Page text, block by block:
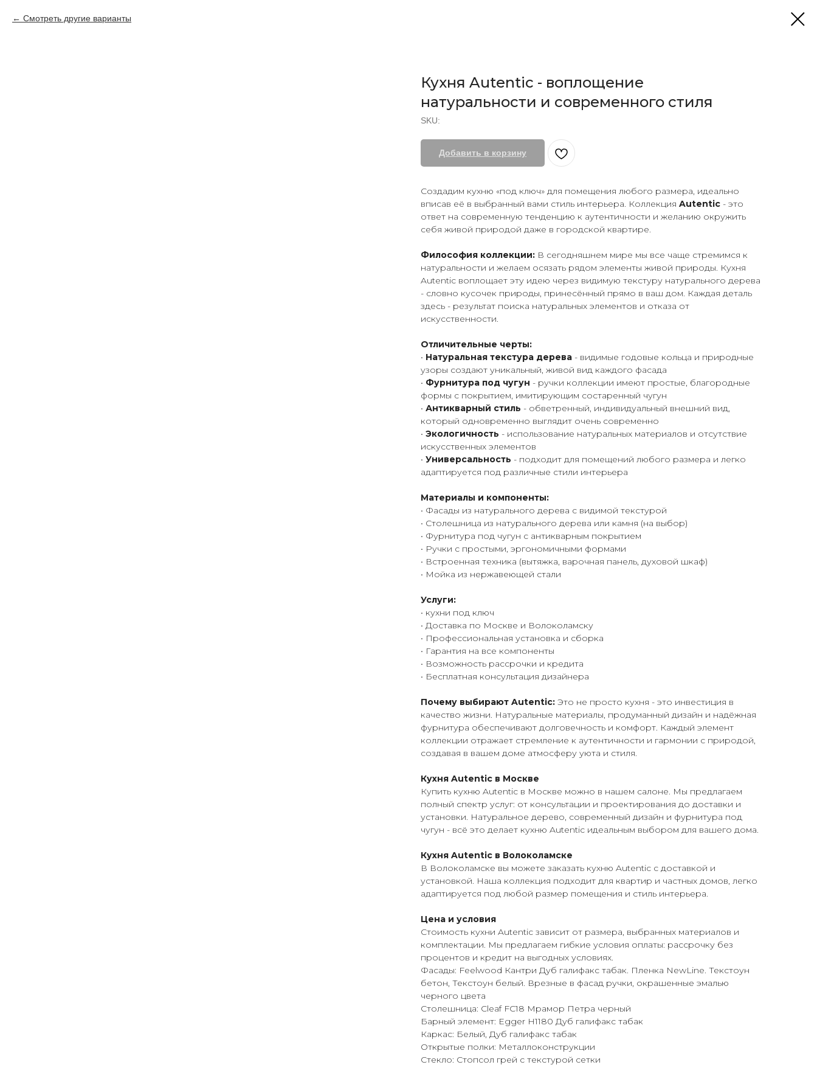
Смотреть другие варианты
Кухня Autentic - воплощение
натуральности и современного стиля
SKU:
Добавить в корзину
Создадим кухню «под ключ» для помещения любого размера, идеально
вписав её в выбранный вами стиль интерьера. Коллекция Autentic - это
ответ на современную тенденцию к аутентичности и желанию окружить
себя живой природой даже в городской квартире.
Философия коллекции: В сегодняшнем мире мы все чаще стремимся к
натуральности и желаем осязать рядом элементы живой природы. Кухня
Autentic воплощает эту идею через видимую текстуру натурального дерева
- словно кусочек природы, принесённый прямо в ваш дом. Каждая деталь
здесь - результат поиска натуральных элементов и отказа от
искусственности.
Отличительные черты:
• Натуральная текстура дерева - видимые годовые кольца и природные
узоры создают уникальный, живой вид каждого фасада
• Фурнитура под чугун - ручки коллекции имеют простые, благородные
формы с покрытием, имитирующим состаренный чугун
• Антикварный стиль - обветренный, индивидуальный внешний вид,
который одновременно выглядит очень современно
• Экологичность - использование натуральных материалов и отсутствие
искусственных элементов
• Универсальность - подходит для помещений любого размера и легко
адаптируется под различные стили интерьера
Материалы и компоненты:
• Фасады из натурального дерева с видимой текстурой
• Столешница из натурального дерева или камня (на выбор)
• Фурнитура под чугун с антикварным покрытием
• Ручки с простыми, эргономичными формами
• Встроенная техника (вытяжка, варочная панель, духовой шкаф)
• Мойка из нержавеющей стали
Услуги:
• кухни под ключ
• Доставка по Москве и Волоколамску
• Профессиональная установка и сборка
• Гарантия на все компоненты
• Возможность рассрочки и кредита
• Бесплатная консультация дизайнера
Почему выбирают Autentic: Это не просто кухня - это инвестиция в
качество жизни. Натуральные материалы, продуманный дизайн и надёжная
фурнитура обеспечивают долговечность и комфорт. Каждый элемент
коллекции отражает стремление к аутентичности и гармонии с природой,
создавая в вашем доме атмосферу уюта и стиля.
Кухня Autentic в Москве
Купить кухню Autentic в Москве можно в нашем салоне. Мы предлагаем
полный спектр услуг: от консультации и проектирования до доставки и
установки. Натуральное дерево, современный дизайн и фурнитура под
чугун - всё это делает кухню Autentic идеальным выбором для вашего дома.
Кухня Autentic в Волоколамске
В Волоколамске вы можете заказать кухню Autentic с доставкой и
установкой. Наша коллекция подходит для квартир и частных домов, легко
адаптируется под любой размер помещения и стиль интерьера.
Цена и условия
Стоимость кухни Autentic зависит от размера, выбранных материалов и
комплектации. Мы предлагаем гибкие условия оплаты: рассрочку без
процентов и кредит на выгодных условиях.
Фасады: Feelwood Кантри Дуб галифакс табак. Пленка NewLine. Текстоун
бетон, Текстоун белый. Врезные в фасад ручки, окрашенные эмалью
черного цвета
Столешница: Cleaf FC18 Мрамор Петра черный
Барный элемент: Egger H1180 Дуб галифакс табак
Каркас: Белый, Дуб галифакс табак
Открытые полки: Металлоконструкции
Стекло: Стопсол грей с текстурой сетки